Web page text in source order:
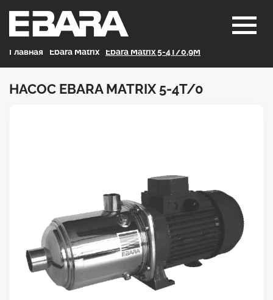
Главная Ebara Matrix Ebara Matrix 5-4T/0,9M
НАСОС EBARA MATRIX 5-4T/0